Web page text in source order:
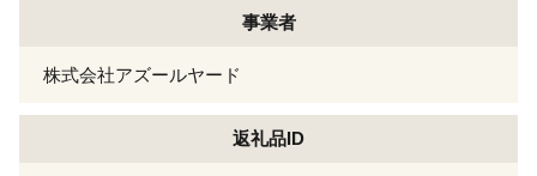
事業者
株式会社アズールヤード
返礼品ID